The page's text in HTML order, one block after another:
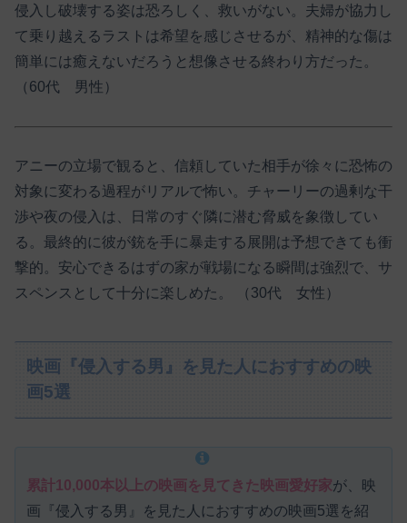
侵入し破壊する姿は恐ろしく、救いがない。夫婦が協力し
て乗り越えるラストは希望を感じさせるが、精神的な傷は
簡単には癒えないだろうと想像させる終わり方だった。
（60代 男性）
アニーの立場で観ると、信頼していた相手が徐々に恐怖の
対象に変わる過程がリアルで怖い。チャーリーの過剰な干
渉や夜の侵入は、日常のすぐ隣に潜む脅威を象徴してい
る。最終的に彼が銃を手に暴走する展開は予想できても衝
撃的。安心できるはずの家が戦場になる瞬間は強烈で、サ
スペンスとして十分に楽しめた。 （30代 女性）
映画『侵入する男』を見た人におすすめの映
画5選
累計10,000本以上の映画を見てきた映画愛好家が、映
画『侵入する男』を見た人におすすめの映画5選を紹